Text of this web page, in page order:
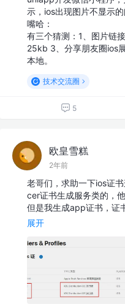
示，ios出现图片不显示
嘴哈：
有三个猜测：1、图片链
25kb 3、分享朋友圈ios
本地。
技术交流圈
5
欧皇雪糕
2年前
老哥们，求助一下ios证
cer证书生成服务类的，
但是我生成app证书，证
展开